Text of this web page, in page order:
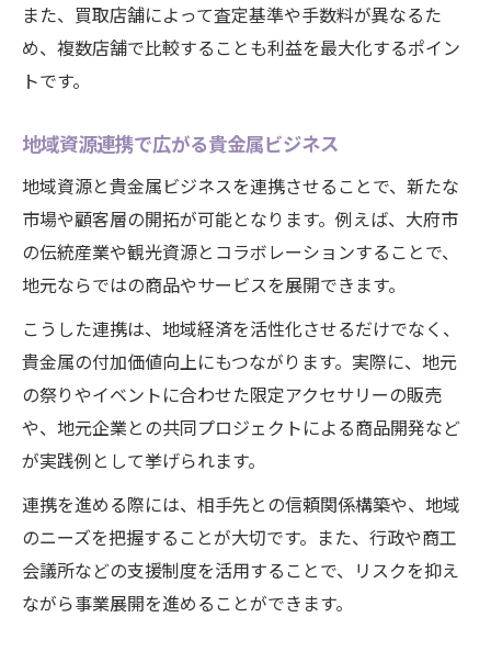
また、買取店舗によって査定基準や手数料が異なるた
め、複数店舗で比較することも利益を最大化するポイン
トです。
地域資源連携で広がる貴金属ビジネス
地域資源と貴金属ビジネスを連携させることで、新たな
市場や顧客層の開拓が可能となります。例えば、大府市
の伝統産業や観光資源とコラボレーションすることで、
地元ならではの商品やサービスを展開できます。
こうした連携は、地域経済を活性化させるだけでなく、
貴金属の付加価値向上にもつながります。実際に、地元
の祭りやイベントに合わせた限定アクセサリーの販売
や、地元企業との共同プロジェクトによる商品開発など
が実践例として挙げられます。
連携を進める際には、相手先との信頼関係構築や、地域
のニーズを把握することが大切です。また、行政や商工
会議所などの支援制度を活用することで、リスクを抑え
ながら事業展開を進めることができます。